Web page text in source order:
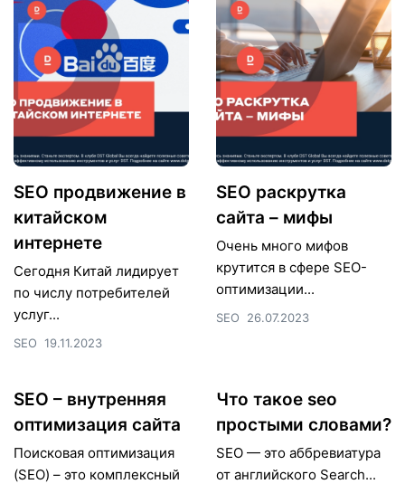
SEO продвижение в
китайском
интернете
Сегодня Китай лидирует
по числу потребителей
услуг...
SEO 19.11.2023
SEO раскрутка
сайта – мифы
Очень много мифов
крутится в сфере SEO-
оптимизации...
SEO 26.07.2023
SEO – внутренняя
оптимизация сайта
Поисковая оптимизация
(SEO) – это комплексный
Что такое seo
простыми словами?
SEO — это аббревиатура
от английского Search...